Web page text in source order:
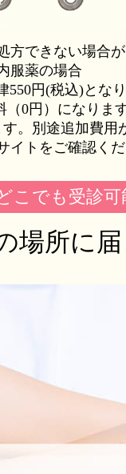
方できない場合
服薬の場合
550円(税込)とな
0円）になりま
。別途追加費用
イトをご確認く
こでも受診可
場所に